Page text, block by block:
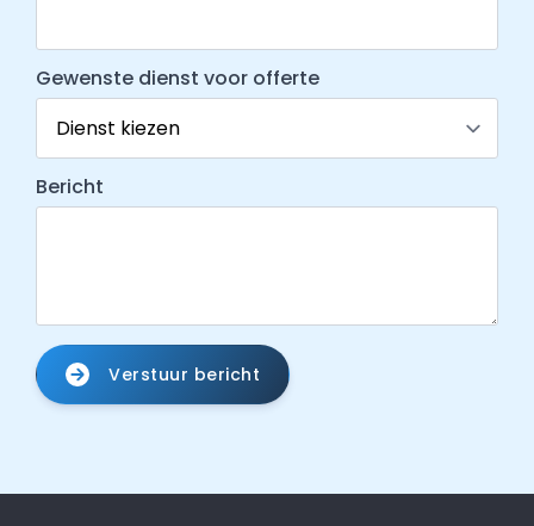
Gewenste dienst voor offerte
Bericht
Verstuur bericht